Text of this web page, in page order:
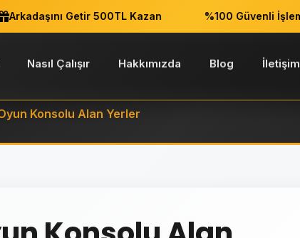
Getir 500TL Kazan %100 Güvenli İşlem
Nasıl Çalışır Hakkımızda Blog İletişim
Konsolu Alan Yerler